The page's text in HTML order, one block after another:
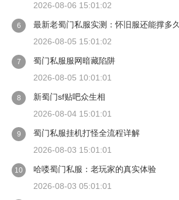
2026-08-06 15:01:02
6
最新老蜀门私服实测：怀旧服还能撑多久
2026-08-05 15:01:02
7
蜀门私服服网暗藏陷阱
2026-08-05 10:01:01
8
新蜀门sf贴吧众生相
2026-08-04 15:01:01
9
蜀门私服挂机打怪全流程详解
2026-08-03 15:01:01
10
哈喽蜀门私服：老玩家的真实体验
2026-08-03 05:01:01